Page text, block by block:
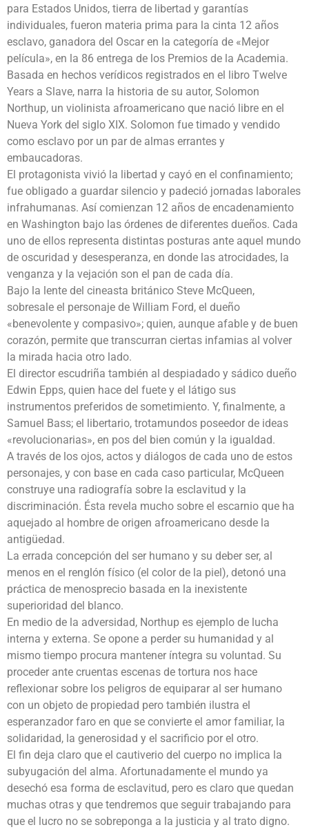
para Estados Unidos, tierra de libertad y garantías
individuales, fueron materia prima para la cinta 12 años
esclavo, ganadora del Oscar en la categoría de «Mejor
película», en la 86 entrega de los Premios de la Academia.
Basada en hechos verídicos registrados en el libro Twelve
Years a Slave, narra la historia de su autor, Solomon
Northup, un violinista afroamericano que nació libre en el
Nueva York del siglo XIX. Solomon fue timado y vendido
como esclavo por un par de almas errantes y
embaucadoras.
El protagonista vivió la libertad y cayó en el confinamiento;
fue obligado a guardar silencio y padeció jornadas laborales
infrahumanas. Así comienzan 12 años de encadenamiento
en Washington bajo las órdenes de diferentes dueños. Cada
uno de ellos representa distintas posturas ante aquel mundo
de oscuridad y desesperanza, en donde las atrocidades, la
venganza y la vejación son el pan de cada día.
Bajo la lente del cineasta británico Steve McQueen,
sobresale el personaje de William Ford, el dueño
«benevolente y compasivo»; quien, aunque afable y de buen
corazón, permite que transcurran ciertas infamias al volver
la mirada hacia otro lado.
El director escudriña también al despiadado y sádico dueño
Edwin Epps, quien hace del fuete y el látigo sus
instrumentos preferidos de sometimiento. Y, finalmente, a
Samuel Bass; el libertario, trotamundos poseedor de ideas
«revolucionarias», en pos del bien común y la igualdad.
A través de los ojos, actos y diálogos de cada uno de estos
personajes, y con base en cada caso particular, McQueen
construye una radiografía sobre la esclavitud y la
discriminación. Ésta revela mucho sobre el escarnio que ha
aquejado al hombre de origen afroamericano desde la
antigüedad.
La errada concepción del ser humano y su deber ser, al
menos en el renglón físico (el color de la piel), detonó una
práctica de menosprecio basada en la inexistente
superioridad del blanco.
En medio de la adversidad, Northup es ejemplo de lucha
interna y externa. Se opone a perder su humanidad y al
mismo tiempo procura mantener íntegra su voluntad. Su
proceder ante cruentas escenas de tortura nos hace
reflexionar sobre los peligros de equiparar al ser humano
con un objeto de propiedad pero también ilustra el
esperanzador faro en que se convierte el amor familiar, la
solidaridad, la generosidad y el sacrificio por el otro.
El fin deja claro que el cautiverio del cuerpo no implica la
subyugación del alma. Afortunadamente el mundo ya
desechó esa forma de esclavitud, pero es claro que quedan
muchas otras y que tendremos que seguir trabajando para
que el lucro no se sobreponga a la justicia y al trato digno.